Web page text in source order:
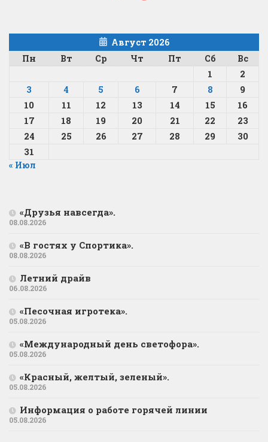
Август 2026
Пн
Вт Ср Чт Пт Сб Вс
1
2
3
4 5 6 7 8
9
10
11 12 13 14 15
16
17
18 19 20 21 22
23
24
25 26 27 28 29
30
31
« Июл
«Друзья навсегда».
08.08.2026
«В гостях у Спортика».
08.08.2026
Летний драйв
06.08.2026
«Песочная игротека».
05.08.2026
«Международный день светофора».
05.08.2026
«Красный, желтый, зеленый».
05.08.2026
Информация о работе горячей линии
05.08.2026